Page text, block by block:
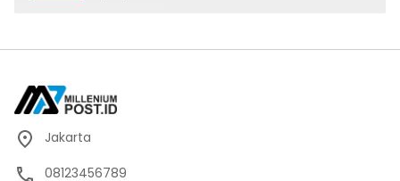
Jakarta
08123456789